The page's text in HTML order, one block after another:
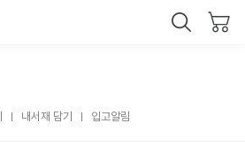
내서재 담기 입고알림